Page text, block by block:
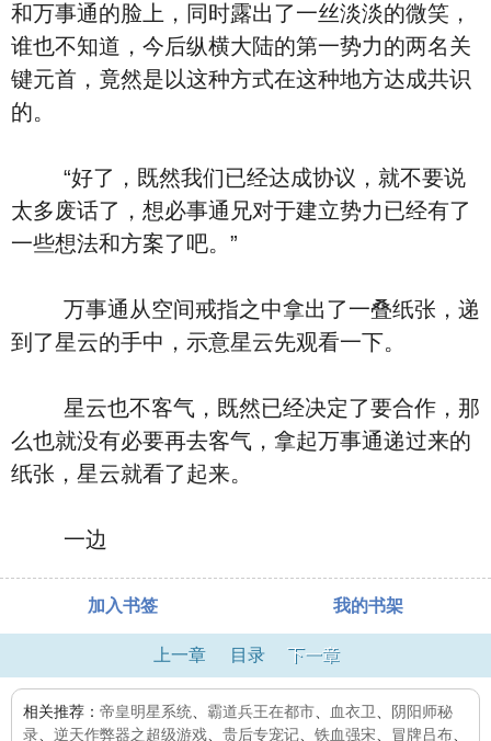
和万事通的脸上，同时露出了一丝淡淡的微笑，
谁也不知道，今后纵横大陆的第一势力的两名关
键元首，竟然是以这种方式在这种地方达成共识
的。
“好了，既然我们已经达成协议，就不要说
太多废话了，想必事通兄对于建立势力已经有了
一些想法和方案了吧。”
万事通从空间戒指之中拿出了一叠纸张，递
到了星云的手中，示意星云先观看一下。
星云也不客气，既然已经决定了要合作，那
么也就没有必要再去客气，拿起万事通递过来的
纸张，星云就看了起来。
一边
加入书签 我的书架
上一章 目录 下一章
相关推荐： 帝皇明星系统 霸道兵王在都市 血衣卫
阴阳师秘
录
逆天作弊器之超级游戏 贵后专宠记 铁血强宋 冒牌吕布